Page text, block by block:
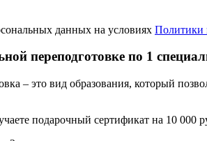
данных на условиях Политики
переподготовке по 1
– это вид образования, который
подарочный сертификат на 10